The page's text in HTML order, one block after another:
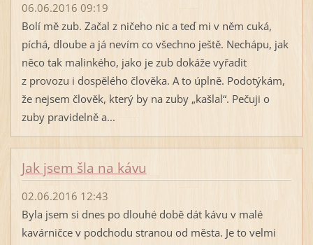
06.06.2016 09:19
Bolí mě zub. Začal z ničeho nic a teď mi v něm cuká,
píchá, dloube a já nevím co všechno ještě. Nechápu, jak
něco tak malinkého, jako je zub dokáže vyřadit
z provozu i dospělého člověka. A to úplně. Podotýkám,
že nejsem člověk, který by na zuby „kašlal“. Pečuji o
zuby pravidelně a...
Jak jsem šla na kávu
02.06.2016 12:43
Byla jsem si dnes po dlouhé době dát kávu v malé
kavárničce v podchodu stranou od města. Je to velmi